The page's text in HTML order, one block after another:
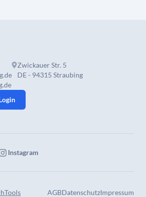
Zwickauer Str. 5
DE - 94315 Straubing
Instagram
AGBDatenschutzImpressum